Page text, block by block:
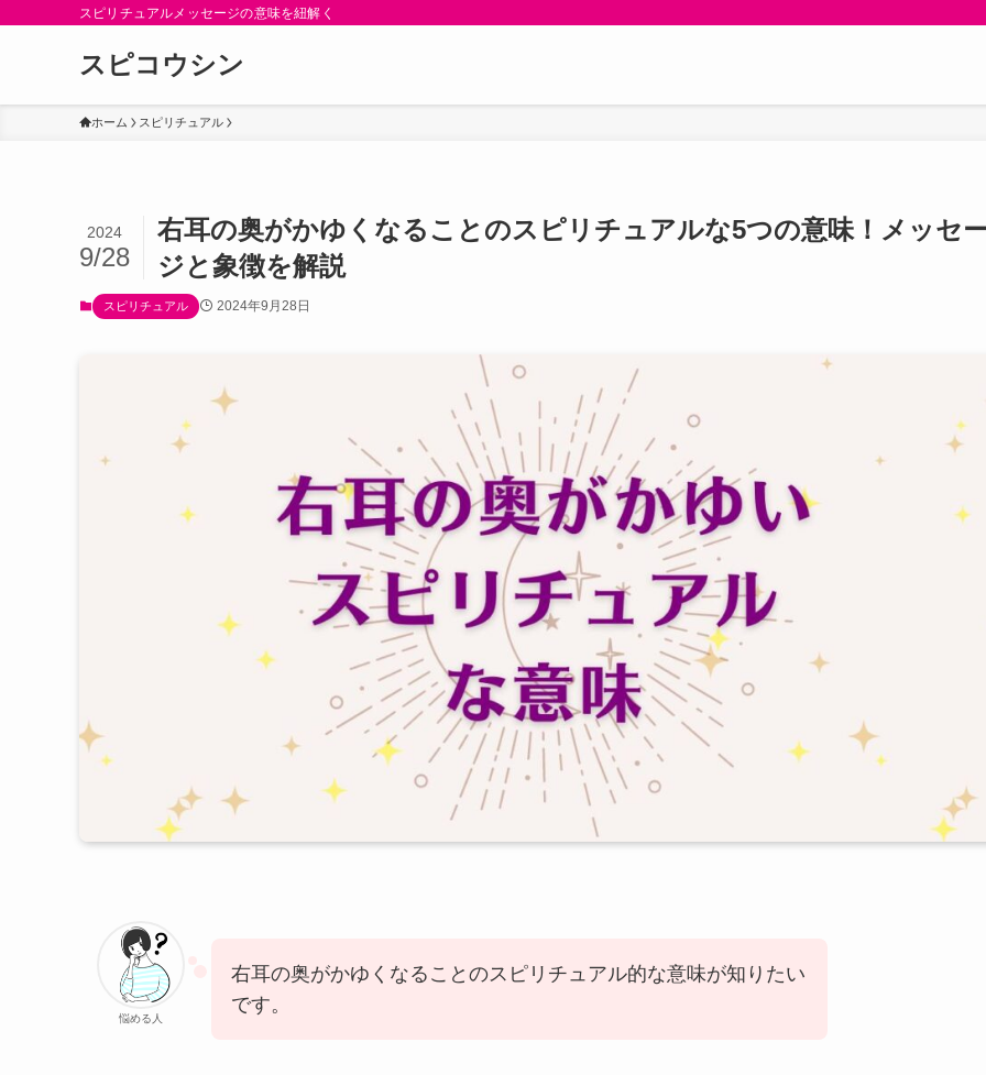
スピリチュアルメッセージの意味を紐解く
スピコウシン
ホーム スピリチュアル
右耳の奥がかゆくなることのスピリチュアルな5つの意味！メッセ
ジと象徴を解説
2024
9/28
スピリチュアル 2024年9月28日
悩める人
右耳の奥がかゆくなることのスピリチュアル的な意味が知りたい
です。